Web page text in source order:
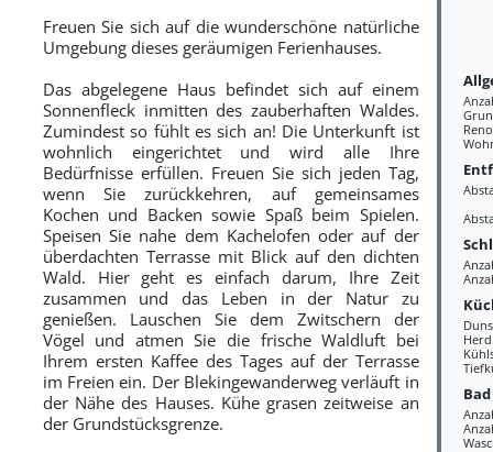
Herd
Bad
Freuen Sie sich auf die wunderschöne natürliche
Umgebung dieses geräumigen Ferienhauses.
Das abgelegene Haus befindet sich auf einem
Sonnenfleck inmitten des zauberhaften Waldes.
Zumindest so fühlt es sich an! Die Unterkunft ist
wohnlich eingerichtet und wird alle Ihre
Bedürfnisse erfüllen. Freuen Sie sich jeden Tag,
wenn Sie zurückkehren, auf gemeinsames
Kochen und Backen sowie Spaß beim Spielen.
Speisen Sie nahe dem Kachelofen oder auf der
überdachten Terrasse mit Blick auf den dichten
Wald. Hier geht es einfach darum, Ihre Zeit
zusammen und das Leben in der Natur zu
genießen. Lauschen Sie dem Zwitschern der
Vögel und atmen Sie die frische Waldluft bei
Ihrem ersten Kaffee des Tages auf der Terrasse
im Freien ein. Der Blekingewanderweg verläuft in
der Nähe des Hauses. Kühe grasen zeitweise an
der Grundstücksgrenze.